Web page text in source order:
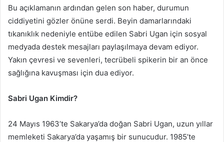
Bu açıklamanın ardından gelen son haber, durumun
ciddiyetini gözler önüne serdi. Beyin damarlarındaki
tıkanıklık nedeniyle entübe edilen Sabri Ugan için sosyal
medyada destek mesajları paylaşılmaya devam ediyor.
Yakın çevresi ve sevenleri, tecrübeli spikerin bir an önce
sağlığına kavuşması için dua ediyor.
Sabri Ugan Kimdir?
24 Mayıs 1963’te Sakarya’da doğan Sabri Ugan, uzun yıllar
memleketi Sakarya’da yaşamış bir sunucudur. 1985’te